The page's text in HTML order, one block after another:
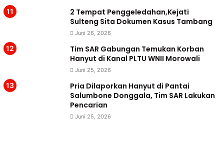
2 Tempat Penggeledahan,Kejati
Sulteng Sita Dokumen Kasus Tambang
Juni 26, 2026
Tim SAR Gabungan Temukan Korban
Hanyut di Kanal PLTU WNII Morowali
Juni 25, 2026
Pria Dilaporkan Hanyut di Pantai
Salumbone Donggala, Tim SAR Lakukan
Pencarian
Juni 25, 2026